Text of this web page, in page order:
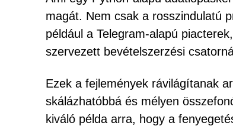
magát. Nem csak a rosszindulatú
például a Telegram-alapú
szervezett bevételszerzési
Ezek a fejlemények rávilágítanak
skálázhatóbbá és mélyen
kiváló példa arra, hogy a